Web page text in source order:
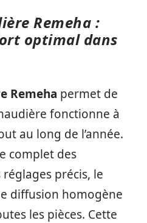
Remeha :
optimal dans
Remeha permet de
fonctionne à
au long de l’année.
complet des
précis, le
diffusion homogène
les pièces. Cette